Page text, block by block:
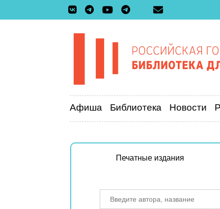
Афиша Библиотека Новости
Печатные издания